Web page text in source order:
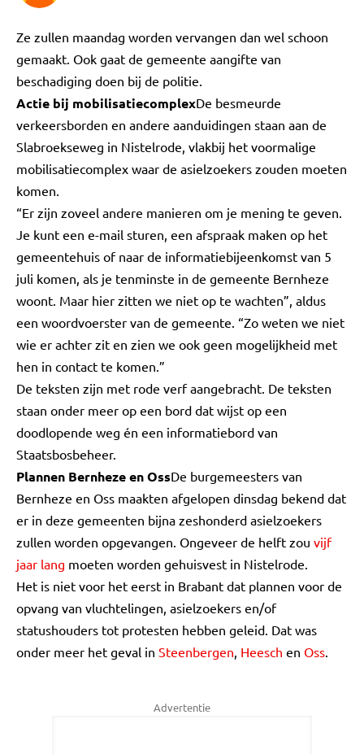
Ze zullen maandag worden vervangen dan wel schoon
gemaakt. Ook gaat de gemeente aangifte van
beschadiging doen bij de politie.
Actie bij mobilisatiecomplexDe besmeurde
verkeersborden en andere aanduidingen staan aan de
Slabroekseweg in Nistelrode, vlakbij het voormalige
mobilisatiecomplex waar de asielzoekers zouden moeten
komen.
“Er zijn zoveel andere manieren om je mening te geven.
Je kunt een e-mail sturen, een afspraak maken op het
gemeentehuis of naar de informatiebijeenkomst van 5
juli komen, als je tenminste in de gemeente Bernheze
woont. Maar hier zitten we niet op te wachten”, aldus
een woordvoerster van de gemeente. “Zo weten we niet
wie er achter zit en zien we ook geen mogelijkheid met
hen in contact te komen.”
De teksten zijn met rode verf aangebracht. De teksten
staan onder meer op een bord dat wijst op een
doodlopende weg én een informatiebord van
Staatsbosbeheer.
Plannen Bernheze en OssDe burgemeesters van
Bernheze en Oss maakten afgelopen dinsdag bekend dat
er in deze gemeenten bijna zeshonderd asielzoekers
zullen worden opgevangen. Ongeveer de helft zou vijf
jaar lang moeten worden gehuisvest in Nistelrode.
Het is niet voor het eerst in Brabant dat plannen voor de
opvang van vluchtelingen, asielzoekers en/of
statushouders tot protesten hebben geleid. Dat was
onder meer het geval in Steenbergen, Heesch en Oss.
Advertentie